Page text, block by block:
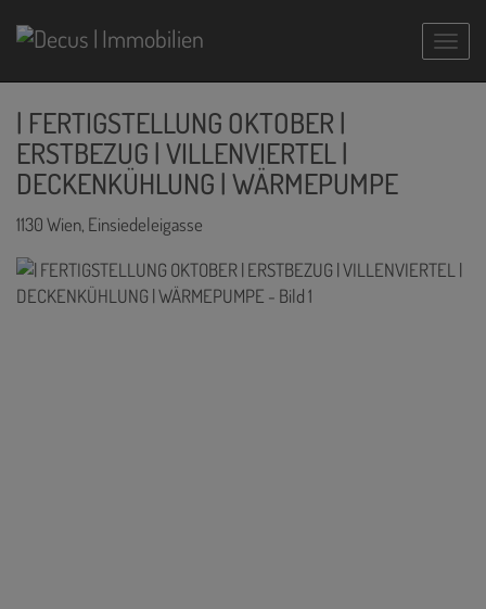
| FERTIGSTELLUNG OKTOBER |
ERSTBEZUG | VILLENVIERTEL |
DECKENKÜHLUNG | WÄRMEPUMPE
1130 Wien, Einsiedeleigasse